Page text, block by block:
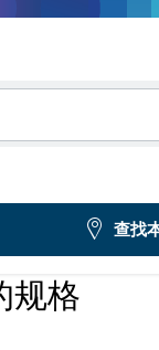
规格
瓷砖用X-Lock
查找